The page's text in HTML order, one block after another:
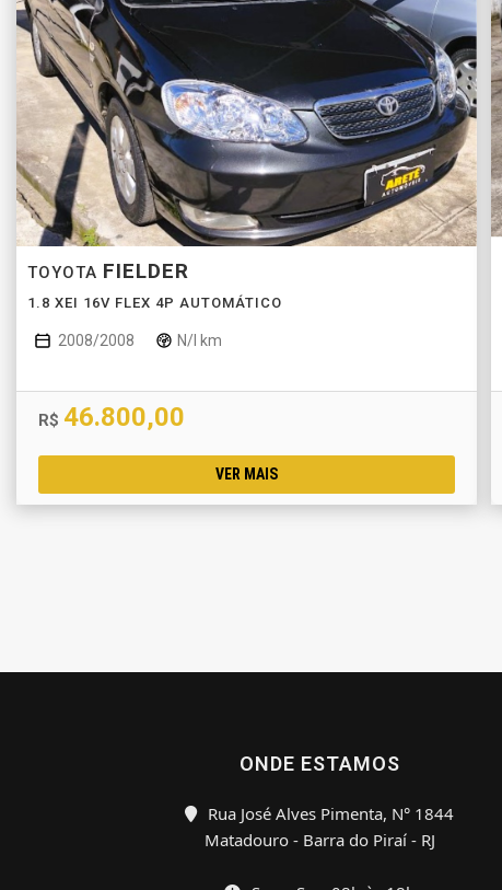
TOYOTA FIELDER
1.8 XEI 16V FLEX 4P AUTOMÁTICO
2008/2008 N/I km
R$46.800,00
VER MAIS
ONDE ESTAMOS
Rua José Alves Pimenta, N° 1844
Matadouro - Barra do Piraí - RJ